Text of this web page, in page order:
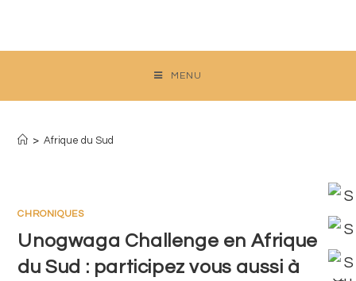
content
MENU
> Afrique du Sud
CHRONIQUES
Unogwaga Challenge en Afrique
du Sud : participez vous aussi à